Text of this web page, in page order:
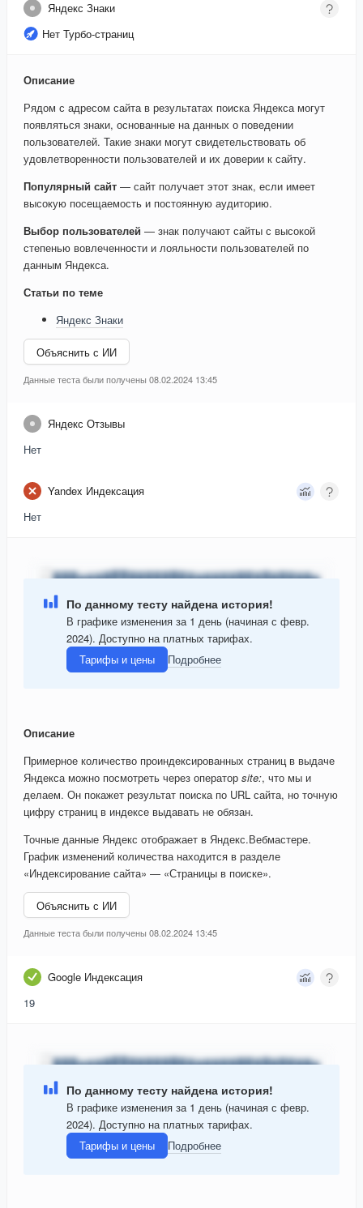
Яндекс Знаки
Нет Турбо-страниц
Описание
Рядом с адресом сайта в результатах поиска Яндекса могут
появляться знаки, основанные на данных о поведении
пользователей. Такие знаки могут свидетельствовать об
удовлетворенности пользователей и их доверии к сайту.
Популярный сайт — сайт получает этот знак, если имеет
высокую посещаемость и постоянную аудиторию.
Выбор пользователей — знак получают сайты с высокой
степенью вовлеченности и лояльности пользователей по
данным Яндекса.
Статьи по теме
Яндекс Знаки
Объяснить с ИИ
Данные теста были получены 08.02.2024 13:45
Яндекс Отзывы
Нет
Yandex Индексация
Нет
По данному тесту найдена история!
В графике изменения за 1 день (начиная с февр.
2024). Доступно на платных тарифах.
Тарифы и цены
Подробнее
Описание
Примерное количество проиндексированных страниц в выдаче
Яндекса можно посмотреть через оператор site:, что мы и
делаем. Он покажет результат поиска по URL сайта, но точную
цифру страниц в индексе выдавать не обязан.
Точные данные Яндекс отображает в Яндекс.Вебмастере.
График изменений количества находится в разделе
«Индексирование сайта» — «Страницы в поиске».
Объяснить с ИИ
Данные теста были получены 08.02.2024 13:45
Google Индексация
19
По данному тесту найдена история!
В графике изменения за 1 день (начиная с февр.
2024). Доступно на платных тарифах.
Тарифы и цены
Подробнее